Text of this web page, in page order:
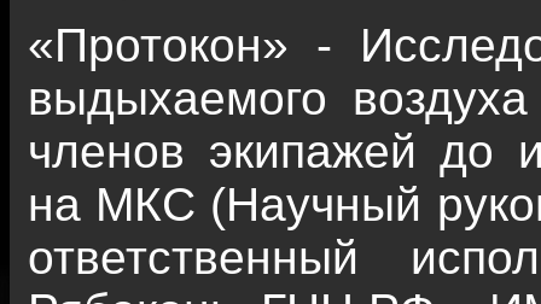
«Протокон» -
выдыхаемого
членов экипажей до
на МКС (Научный
ответственный